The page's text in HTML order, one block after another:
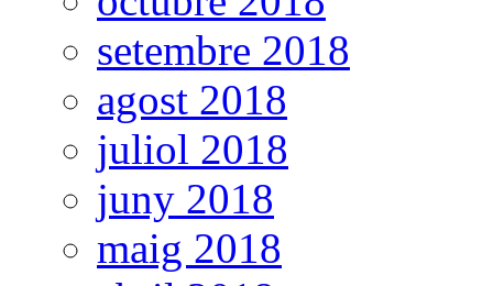
setembre 2018
agost 2018
juliol 2018
juny 2018
maig 2018